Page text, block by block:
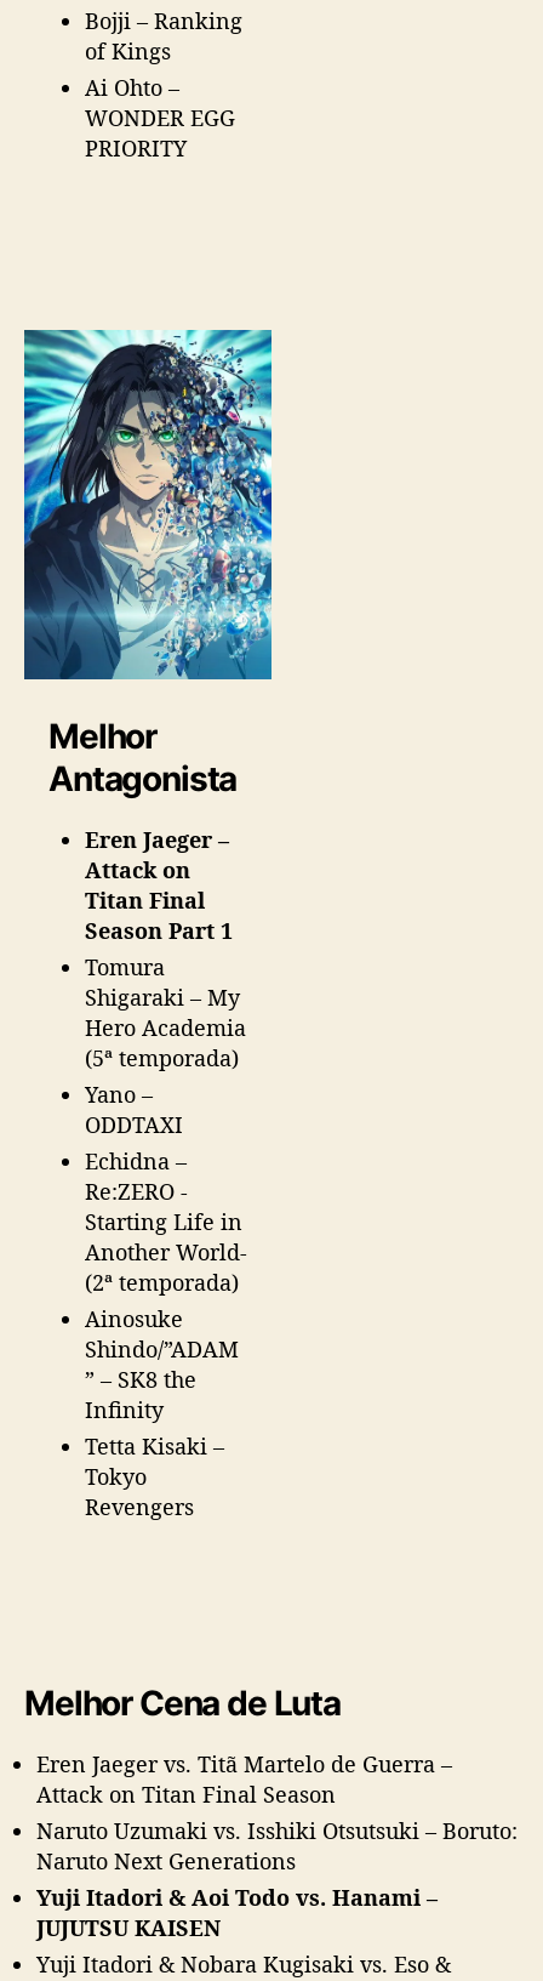
Bojji – Ranking
of Kings
Ai Ohto –
WONDER EGG
PRIORITY
Melhor
Antagonista
Eren Jaeger –
Attack on
Titan Final
Season Part 1
Tomura
Shigaraki – My
Hero Academia
(5ª temporada)
Yano –
ODDTAXI
Echidna –
Re:ZERO -
Starting Life in
Another World-
(2ª temporada)
Ainosuke
Shindo/”ADAM
” – SK8 the
Infinity
Tetta Kisaki –
Tokyo
Revengers
Melhor Cena de Luta
Eren Jaeger vs. Titã Martelo de Guerra –
Attack on Titan Final Season
Naruto Uzumaki vs. Isshiki Otsutsuki – Boruto:
Naruto Next Generations
Yuji Itadori & Aoi Todo vs. Hanami –
JUJUTSU KAISEN
Yuji Itadori & Nobara Kugisaki vs. Eso &